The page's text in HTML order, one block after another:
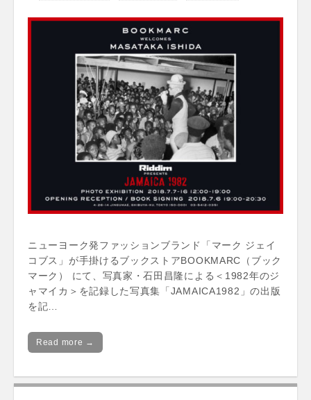
ニューヨーク発ファッションブランド「マーク ジェイ
コブス」が手掛けるブックストアBOOKMARC（ブック
マーク） にて、写真家・石田昌隆による＜1982年のジ
ャマイカ＞を記録した写真集「JAMAICA1982」の出版
を記…
Read more →